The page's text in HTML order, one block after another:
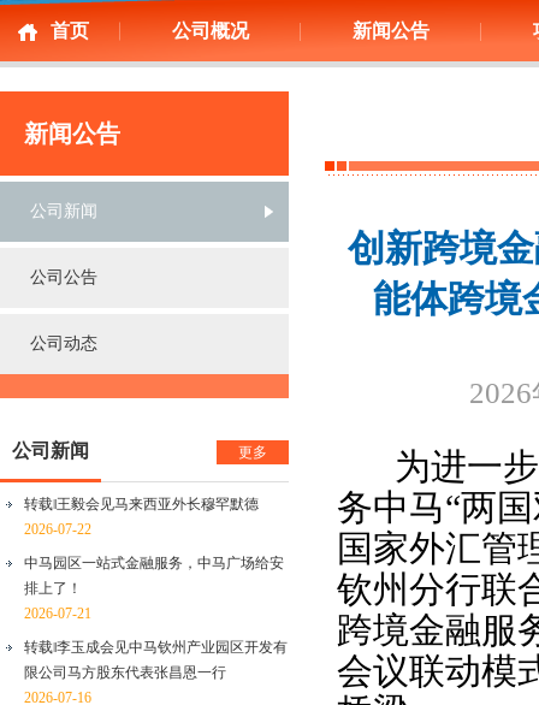
首页 公司概况 新闻公告
新闻公告
公司新闻
公司公告
公司动态
公司新闻 更多
转载‖王毅会见马来西亚外长穆罕默德
2026-07-22
中马园区一站式金融服务，中马广场给安
排上了！
2026-07-21
转载‖李玉成会见中马钦州产业园区开发有
限公司马方股东代表张昌恩一行
2026-07-16
创新跨境
能体跨境
为进一
务中马“两
国家外汇管
钦州分行联
跨境金融服
会议联动模